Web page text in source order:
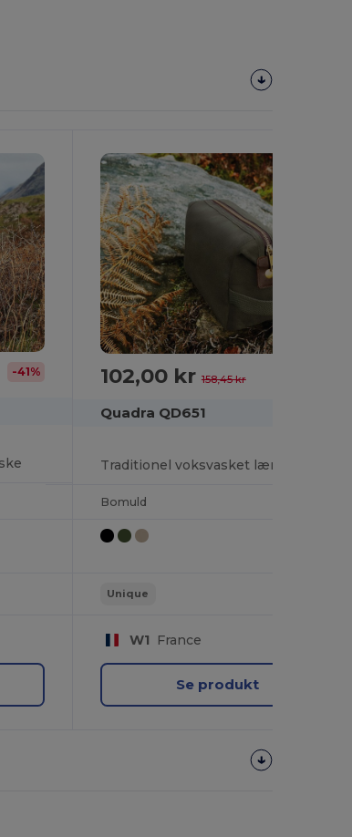
-41% 102,00 kr 158,45 kr
Quadra QD651
Bomuld
Unique
W1 France
Se produkt